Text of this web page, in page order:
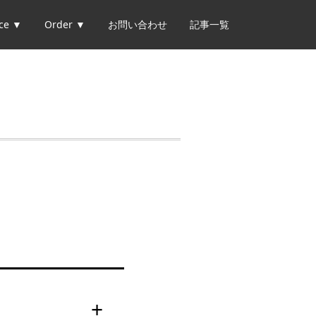
▼ Order ▼ お問い合わせ 記事一覧